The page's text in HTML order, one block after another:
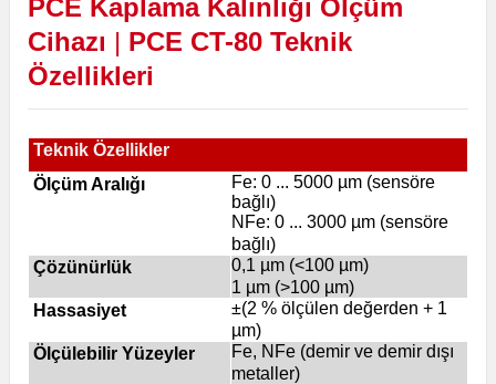
PCE KaplamaKalınlığı Ölçüm
Cihazı | PCE CT-80 Teknik
Özellikleri
Teknik Özellikler
Ölçüm Aralığı
Fe: 0 ... 5000 µm (sensöre
bağlı)
NFe: 0 ... 3000 µm (sensöre
bağlı)
Çözünürlük
0,1 µm (<100 µm)
1 µm (>100 µm)
Hassasiyet
±(2 % ölçülen değerden + 1
µm)
Ölçülebilir Yüzeyler
Fe, NFe (demir ve demir dışı
metaller)